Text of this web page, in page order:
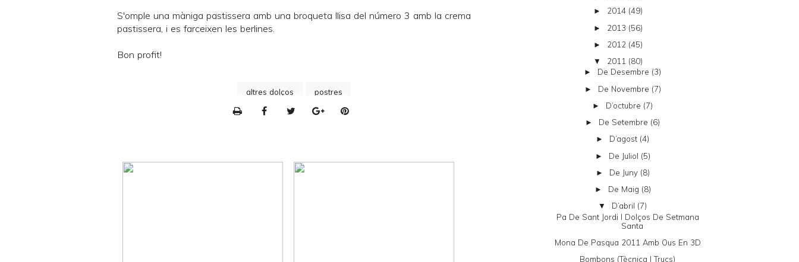
S'omple una màniga pastissera amb una broqueta llisa del número 3 amb la crema
pastissera, i es farceixen les berlines.
Bon profit!
altres dolços postres
n
► 2014 (49)
► 2013 (56)
► 2012 (45)
▼ 2011 (80)
► De Desembre (3)
► De Novembre (7)
► D’octubre (7)
► De Setembre (6)
► D’agost (4)
► De Juliol (5)
► De Juny (8)
► De Maig (8)
▼ D’abril (7)
Pa De Sant Jordi I Dolços De Setmana
Santa
Mona De Pasqua 2011 Amb Ous En 3D
Bombons (tècnica I Trucs)